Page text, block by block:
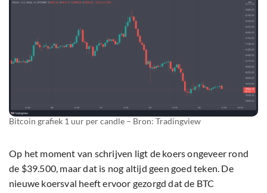
Bitcoin grafiek 1 uur per candle – Bron: Tradingview
Op het moment van schrijven ligt de koers ongeveer rond
de $39.500, maar dat is nog altijd geen goed teken. De
nieuwe koersval heeft ervoor gezorgd dat de BTC